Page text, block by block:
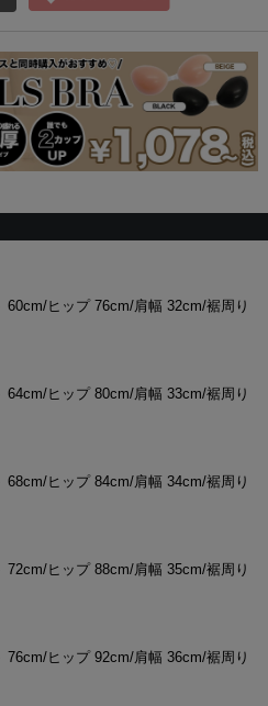
ヒップ 76cm/肩幅 32cm/裾周り
ヒップ 80cm/肩幅 33cm/裾周り
ヒップ 84cm/肩幅 34cm/裾周り
ヒップ 88cm/肩幅 35cm/裾周り
ヒップ 92cm/肩幅 36cm/裾周り